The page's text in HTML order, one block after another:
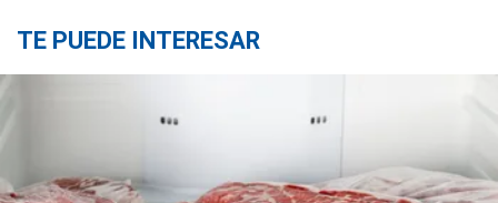
TE PUEDE INTERESAR